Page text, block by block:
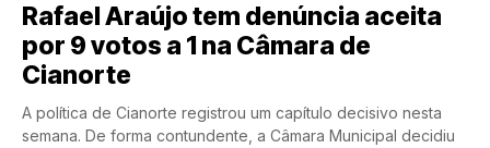
Rafael Araújo tem denúncia aceita
por 9 votos a 1 na Câmara de
Cianorte
A política de Cianorte registrou um capítulo decisivo nesta
semana. De forma contundente, a Câmara Municipal decidiu